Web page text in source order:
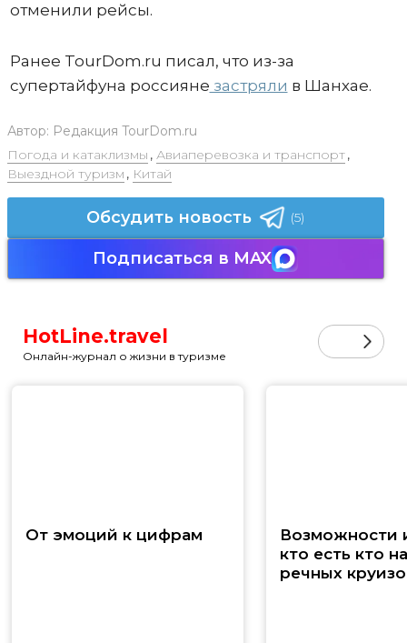
отменили рейсы.
Ранее TourDom.ru писал, что из-за
супертайфуна россияне застряли в Шанхае.
Автор: Редакция TourDom.ru
Погода и катаклизмы , Авиаперевозка и транспорт,
Выездной туризм , Китай
Обсудить новость (5)
Подписаться в MAX
HotLine.travel
Онлайн-журнал о жизни в туризме
От эмоций к цифрам
Возможности
кто есть кто
речных